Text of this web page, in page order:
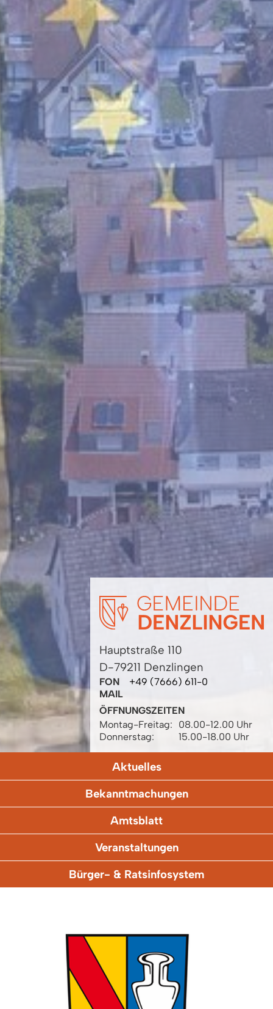
Hauptstraße 110
D-79211 Denzlingen
FON
+49 (7666) 611-0
MAIL
ÖFFNUNGSZEITEN
Montag-Freitag:
08.00-12.00 Uhr
Donnerstag:
15.00-18.00 Uhr
Aktuelles
Bekanntmachungen
Amtsblatt
Veranstaltungen
Bürger- & Ratsinfosystem